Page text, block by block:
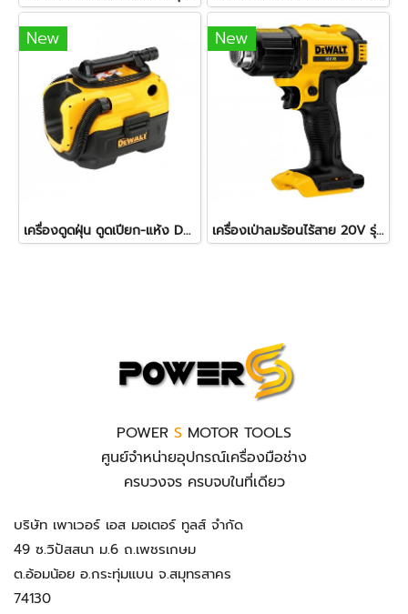
New
เครื่องดูดฝุ่น ดูดเปียก-แห้ง DEWALT DCV584L-QW 20V. (ตัวเปล่า)
New
เครื่องเป่าลมร้อนไร้สาย 20V รุ่น DCE530N-KR DEWALT (เครื่องเปล่า)
POWER S MOTOR TOOLS
ศูนย์จำหน่ายอุปกรณ์เครื่องมือช่าง
ครบวงจร ครบจบในที่เดียว
บริษัท เพาเวอร์ เอส มอเตอร์ ทูลส์ จำกัด
49 ซ.วิปัสสนา ม.6 ถ.เพชรเกษม
ต.อ้อมน้อย อ.กระทุ่มแบน จ.สมุทรสาคร
74130